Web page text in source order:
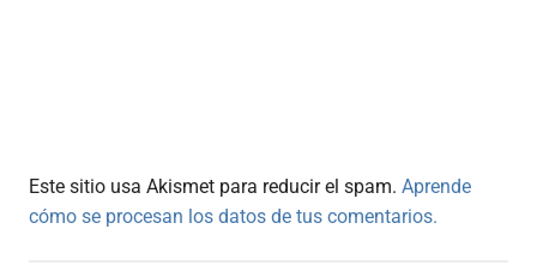
Este sitio usa Akismet para reducir el spam. Aprende
cómo se procesan los datos de tus comentarios.